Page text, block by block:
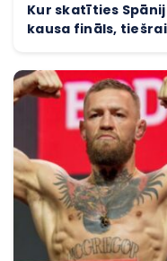
Kur skatīties
kausa fināls,